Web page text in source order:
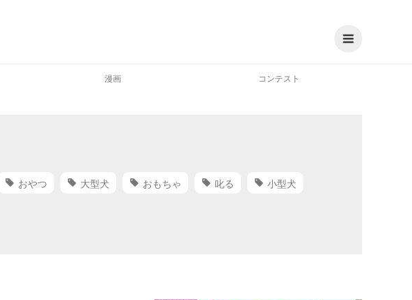
漫画 コンテスト
おやつ 大型犬 おもちゃ 叱る
小型犬